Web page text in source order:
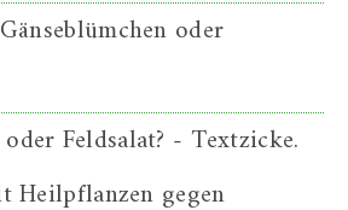
Gänseblümchen oder
Feldsalat? - Textzicke.
Heilpflanzen gegen